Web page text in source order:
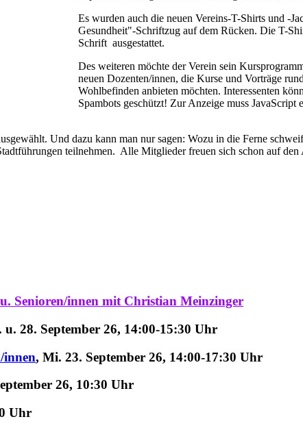
Es wurden auch die neuen Vereins-T-Shirts und -
Gesundheit"-Schriftzug auf dem Rücken. Die T-
Schrift ausgestattet.
Des weiteren möchte der Verein sein
neuen Dozenten/innen, die Kurse und Vorträge
Wohlbefinden anbieten möchten. Interessenten
Spambots geschützt! Zur Anzeige muss JavaScript
Und dazu kann man nur sagen: Wozu in die Ferne
teilnehmen. Alle Mitglieder freuen sich schon auf
Senioren/innen mit Christian Meinzinger
28. September 26, 14:00-15:30 Uhr
innen, Mi. 23. September 26, 14:00-17:30 Uhr
26, 10:30 Uhr
Uhr